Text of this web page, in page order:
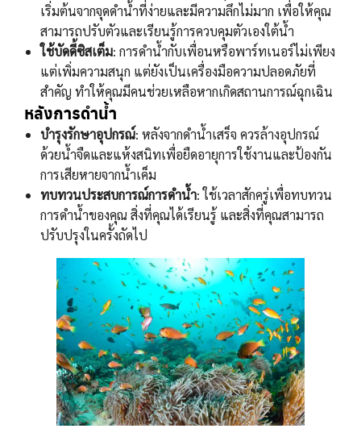
เริ่มต้นจากจุดดำน้ำที่ง่ายและมีความลึกไม่มาก เพื่อให้คุณ
สามารถปรับตัวและเรียนรู้การควบคุมตัวเองใต้น้ำ
ใช้บัดดี้ซิสเต็ม: การดำน้ำกับเพื่อนหรือพาร์ทเนอร์ไม่เพียง
แต่เพิ่มความสนุก แต่ยังเป็นเครื่องมือความปลอดภัยที่
สำคัญ ทำให้คุณมีคนช่วยเหลือหากเกิดสถานการณ์ฉุกเฉิน
หลังการดำน้ำ
บำรุงรักษาอุปกรณ์: หลังจากดำน้ำเสร็จ ควรล้างอุปกรณ์
ด้วยน้ำจืดและแห้งสนิทเพื่อยืดอายุการใช้งานและป้องกัน
การเสียหายจากน้ำเค็ม
ทบทวนประสบการณ์การดำน้ำ: ใช้เวลาสักครู่เพื่อทบทวน
การดำน้ำของคุณ สิ่งที่คุณได้เรียนรู้ และสิ่งที่คุณสามารถ
ปรับปรุงในครั้งถัดไป